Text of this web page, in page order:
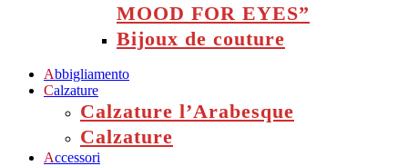
MOOD FOR EYES”
Bijoux de couture
Abbigliamento
Calzature
Calzature l’Arabesque
Calzature
Accessori